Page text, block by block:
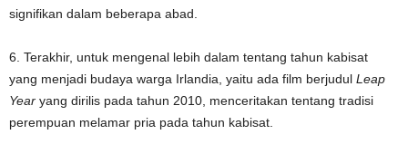
signifikan dalam beberapa abad.
6. Terakhir, untuk mengenal lebih dalam tentang tahun kabisat
yang menjadi budaya warga Irlandia, yaitu ada film berjudul Leap
Year yang dirilis pada tahun 2010, menceritakan tentang tradisi
perempuan melamar pria pada tahun kabisat.